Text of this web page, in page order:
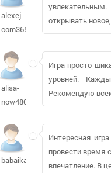
alexej-
com365
увлекательным.
открывать
alisa-
now480
Игра просто
уровней.
Рекомендую
babaika73
Интересная
провести время
впечатление. В